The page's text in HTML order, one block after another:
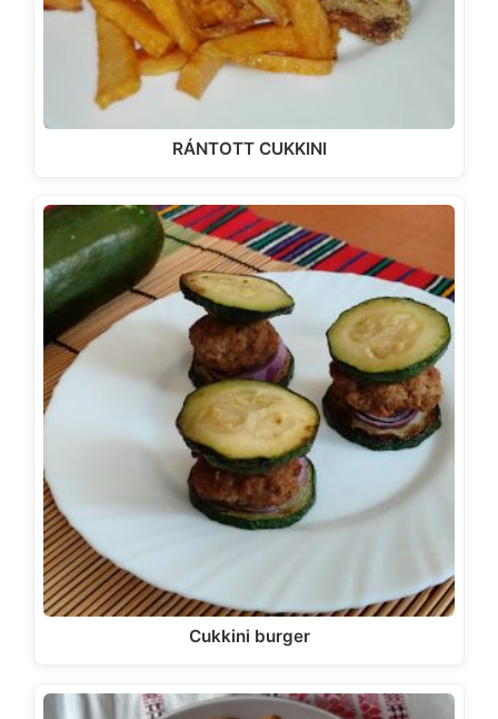
RÁNTOTT CUKKINI
Cukkini burger